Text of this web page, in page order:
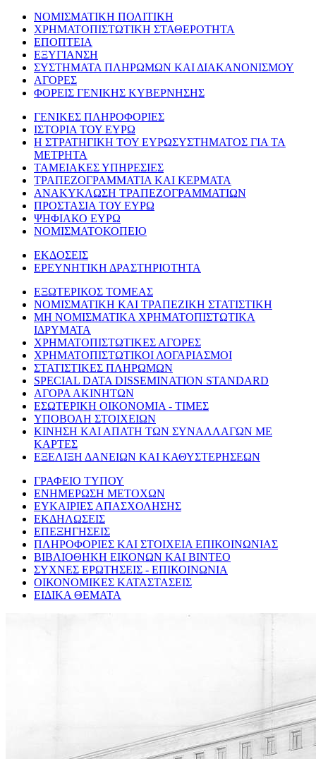
ΝΟΜΙΣΜΑΤΙΚΗ ΠΟΛΙΤΙΚΗ
ΧΡΗΜΑΤΟΠΙΣΤΩΤΙΚΗ ΣΤΑΘΕΡΟΤΗΤΑ
ΕΠΟΠΤΕΙΑ
ΕΞΥΓΙΑΝΣΗ
ΣΥΣΤΗΜΑΤΑ ΠΛΗΡΩΜΩΝ ΚΑΙ ΔΙΑΚΑΝΟΝΙΣΜΟΥ
ΑΓΟΡΕΣ
ΦΟΡΕΙΣ ΓΕΝΙΚΗΣ ΚΥΒΕΡΝΗΣΗΣ
ΓΕΝΙΚΕΣ ΠΛΗΡΟΦΟΡΙΕΣ
ΙΣΤΟΡΙΑ ΤΟΥ ΕΥΡΩ
Η ΣΤΡΑΤΗΓΙΚΗ ΤΟΥ ΕΥΡΩΣΥΣΤΗΜΑΤΟΣ ΓΙΑ ΤΑ
ΜΕΤΡΗΤΑ
ΤΑΜΕΙΑΚΕΣ ΥΠΗΡΕΣΙΕΣ
ΤΡΑΠΕΖΟΓΡΑΜΜΑΤΙΑ ΚΑΙ ΚΕΡΜΑΤΑ
ΑΝΑΚΥΚΛΩΣΗ ΤΡΑΠΕΖΟΓΡΑΜΜΑΤΙΩΝ
ΠΡΟΣΤΑΣΙΑ ΤΟΥ ΕΥΡΩ
ΨΗΦΙΑΚΟ ΕΥΡΩ
ΝΟΜΙΣΜΑΤΟΚΟΠΕΙΟ
ΕΚΔΟΣΕΙΣ
ΕΡΕΥΝΗΤΙΚΗ ΔΡΑΣΤΗΡΙΟΤΗΤΑ
ΕΞΩΤΕΡΙΚΟΣ ΤΟΜΕΑΣ
ΝΟΜΙΣΜΑΤΙΚΗ ΚΑΙ ΤΡΑΠΕΖΙΚΗ ΣΤΑΤΙΣΤΙΚΗ
ΜΗ ΝΟΜΙΣΜΑΤΙΚΑ ΧΡΗΜΑΤΟΠΙΣΤΩΤΙΚΑ
ΙΔΡΥΜΑΤΑ
ΧΡΗΜΑΤΟΠΙΣΤΩΤΙΚΕΣ ΑΓΟΡΕΣ
ΧΡΗΜΑΤΟΠΙΣΤΩΤΙΚΟΙ ΛΟΓΑΡΙΑΣΜΟΙ
ΣΤΑΤΙΣΤΙΚΕΣ ΠΛΗΡΩΜΩΝ
SPECIAL DATA DISSEMINATION STANDARD
ΑΓΟΡΑ ΑΚΙΝΗΤΩΝ
ΕΣΩΤΕΡΙΚΗ ΟΙΚΟΝΟΜΙΑ - ΤΙΜΕΣ
ΥΠΟΒΟΛΗ ΣΤΟΙΧΕΙΩΝ
ΚΙΝΗΣΗ ΚΑΙ ΑΠΑΤΗ ΤΩΝ ΣΥΝΑΛΛΑΓΩΝ ΜΕ
ΚΑΡΤΕΣ
ΕΞΕΛΙΞΗ ΔΑΝΕΙΩΝ ΚΑΙ ΚΑΘΥΣΤΕΡΗΣΕΩΝ
ΓΡΑΦΕΙΟ ΤΥΠΟΥ
ΕΝΗΜΕΡΩΣΗ ΜΕΤΟΧΩΝ
ΕΥΚΑΙΡΙΕΣ ΑΠΑΣΧΟΛΗΣΗΣ
ΕΚΔΗΛΩΣΕΙΣ
ΕΠΕΞΗΓΗΣΕΙΣ
ΠΛΗΡΟΦΟΡΙΕΣ ΚΑΙ ΣΤΟΙΧΕΙΑ ΕΠΙΚΟΙΝΩΝΙΑΣ
ΒΙΒΛΙΟΘΗΚΗ ΕΙΚΟΝΩΝ ΚΑΙ ΒΙΝΤΕΟ
ΣΥΧΝΕΣ ΕΡΩΤΗΣΕΙΣ - ΕΠΙΚΟΙΝΩΝΙΑ
ΟΙΚΟΝΟΜΙΚΕΣ ΚΑΤΑΣΤΑΣΕΙΣ
ΕΙΔΙΚΑ ΘΕΜΑΤΑ